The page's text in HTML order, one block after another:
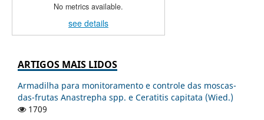
No metrics available.
see details
ARTIGOS MAIS LIDOS
Armadilha para monitoramento e controle das moscas-
das-frutas Anastrepha spp. e Ceratitis capitata (Wied.)
1709